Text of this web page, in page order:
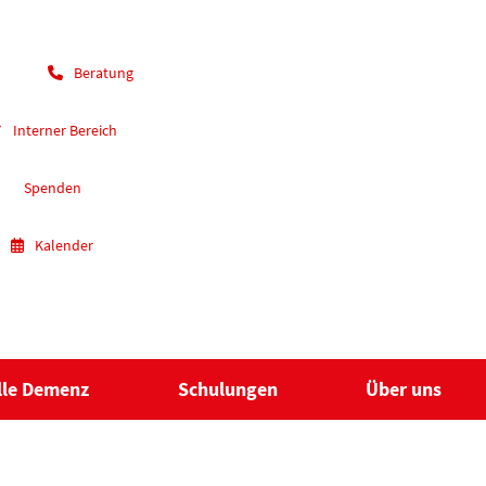
Beratung
Interner Bereich
Spenden
Kalender
Demenz Schulungen Über uns